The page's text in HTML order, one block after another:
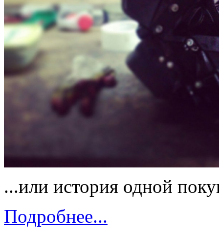
...или история одной
Подробнее...